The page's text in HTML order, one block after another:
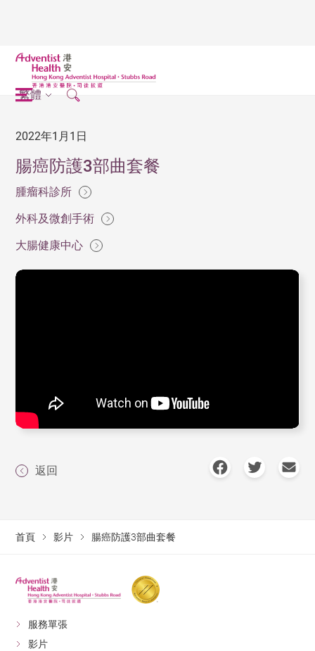
繁體
2022年1月1日
腸癌防護3部曲套餐
腫瘤科診所
外科及微創手術
大腸健康中心
返回
首頁 影片 腸癌防護3部曲套餐
服務單張
影片